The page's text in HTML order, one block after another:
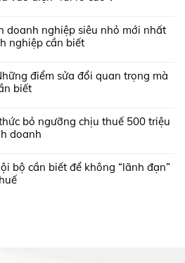
doanh nghiệp siêu nhỏ mới nhất
nghiệp cần biết
điểm sửa đổi quan trọng mà
biết
bỏ ngưỡng chịu thuế 500 triệu
doanh
bộ cần biết để không “lãnh đạn”